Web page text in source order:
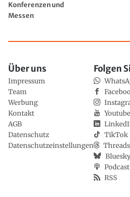
Konferenzen und
Messen
Über uns
Impressum
Team
Werbung
Kontakt
AGB
Datenschutz
Datenschutzeinstellungen
Folgen
Youtube
TikTok
Threads
Podcast
RSS